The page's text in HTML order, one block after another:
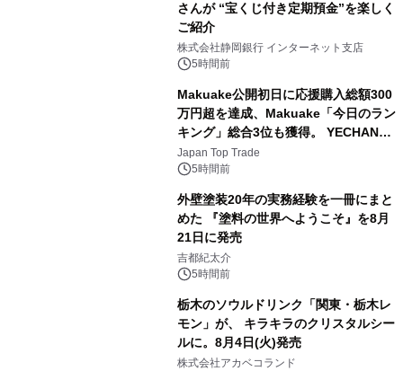
さんが “宝くじ付き定期預金”を楽しく
ご紹介
株式会社静岡銀行 インターネット支店
5時間前
Makuake公開初日に応援購入総額300
万円超を達成、Makuake「今日のラン
キング」総合3位も獲得。 YECHAN音
浴シンギングボウル第2弾の大型サイ
ズ（XL・2XL・3XL）を先行販売中
Japan Top Trade
5時間前
外壁塗装20年の実務経験を一冊にまと
めた 『塗料の世界へようこそ』を8月
21日に発売
吉都紀太介
5時間前
栃木のソウルドリンク「関東・栃木レ
モン」が、 キラキラのクリスタルシー
ルに。8月4日(火)発売
株式会社アカベコランド